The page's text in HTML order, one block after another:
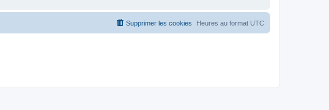
Heures au format UTC
Supprimer les cookies